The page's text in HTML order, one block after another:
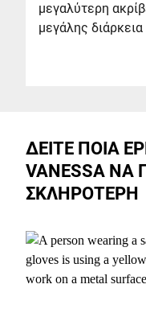
μεγαλύτερη
μεγάλης
ΔΕΙΤΕ ΠΟΙΑ
VANESSA ΝΑ
ΣΚΛΗΡΟΤΕΡΗ